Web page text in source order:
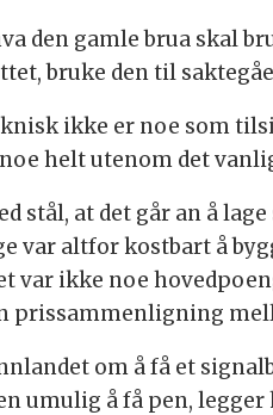
den gamle brua skal
bruke den til
ikke er noe som
helt utenom det
stål, at det går an å
var altfor kostbart å
var ikke noe
prissammenligning
om å få et
umulig å få pen, legger